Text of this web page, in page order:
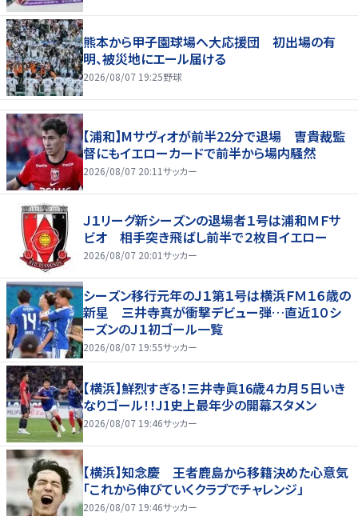
熊本から甲子園球場へ大応援団 初出場の有
明、被災地にエール届ける
2026/08/07 19:25野球
【浦和】Mサヴィオが前半22分で退場 曺貴裁監
督にもイエローカードで前半から場内騒然
2026/08/07 20:11サッカー
Ｊ１リーグ新シーズンの退場者１号は浦和ＭＦサ
ビオ 相手突き飛ばし前半で２枚目イエロー
2026/08/07 20:01サッカー
シーズン移行元年のＪ１第１号は横浜ＦＭ１６歳の
新星 三井寺真が衝撃デビュー弾…直近１０シ
ーズンのＪ１初ゴール一覧
2026/08/07 19:55サッカー
【横浜】鮮烈すぎる！三井寺眞16歳４カ月５日いき
なりゴール！！J1史上最年少の開幕スタメン
2026/08/07 19:46サッカー
【横浜】知念慶 王者鹿島から移籍決めた心意気
「これから伸びていくクラブでチャレンジ」
2026/08/07 19:46サッカー